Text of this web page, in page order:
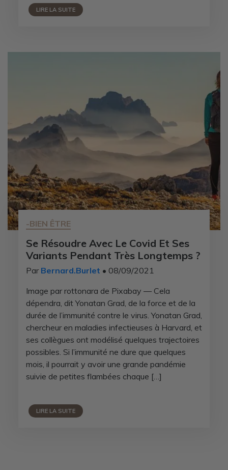
LIRE LA SUITE
-BIEN ÊTRE
Se Résoudre Avec Le Covid Et Ses
Variants Pendant Très Longtemps ?
Par Bernard.Burlet • 08/09/2021
Image par rottonara de Pixabay — Cela
dépendra, dit Yonatan Grad, de la force et de la
durée de l’immunité contre le virus. Yonatan Grad,
chercheur en maladies infectieuses à Harvard, et
ses collègues ont modélisé quelques trajectoires
possibles. Si l’immunité ne dure que quelques
mois, il pourrait y avoir une grande pandémie
suivie de petites flambées chaque […]
LIRE LA SUITE